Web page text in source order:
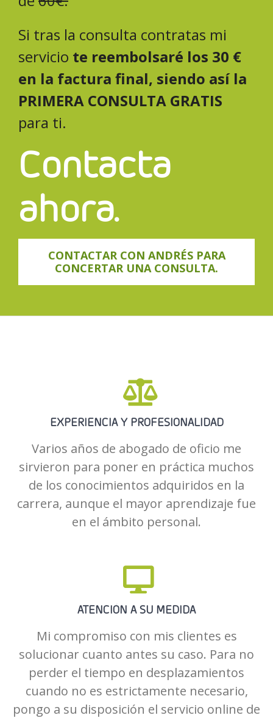
Si tras la consulta contratas mi
servicio te reembolsaré los 30 €
en la factura final, siendo así la
PRIMERA CONSULTA GRATIS
para ti.
Contacta
ahora.
CONTACTAR CON ANDRÉS PARA
CONCERTAR UNA CONSULTA.
EXPERIENCIA Y PROFESIONALIDAD
Varios años de abogado de oficio me
sirvieron para poner en práctica muchos
de los conocimientos adquiridos en la
carrera, aunque el mayor aprendizaje fue
en el ámbito personal.
ATENCIÓN A SU MEDIDA
Mi compromiso con mis clientes es
solucionar cuanto antes su caso. Para no
perder el tiempo en desplazamientos
cuando no es estrictamente necesario,
pongo a su disposición el servicio online de